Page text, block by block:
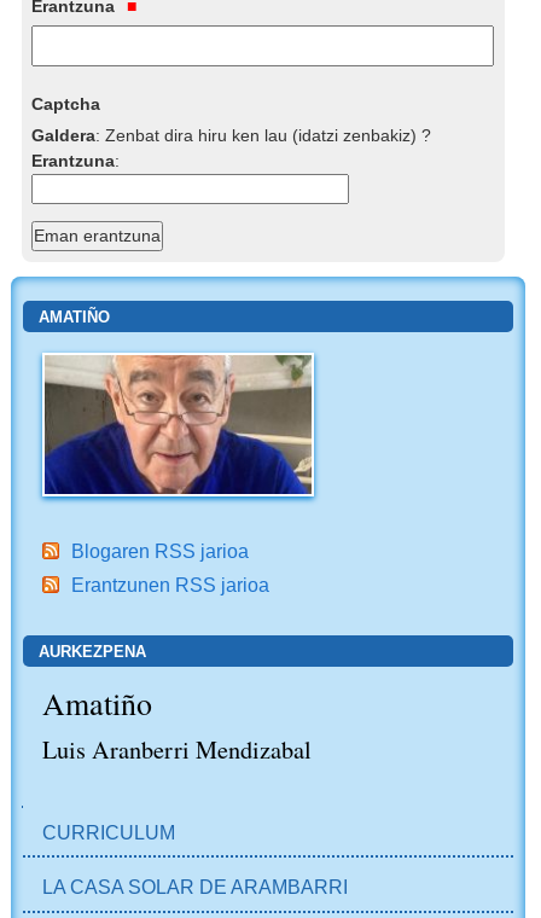
Erantzuna
Captcha
Galdera:Zenbat dira hiru ken lau (idatzi zenbakiz) ?
Erantzuna:
AMATIÑO
Blogaren RSS jarioa
Erantzunen RSS jarioa
AURKEZPENA
Amatiño
Luis Aranberri Mendizabal
CURRICULUM
LA CASA SOLAR DE ARAMBARRI